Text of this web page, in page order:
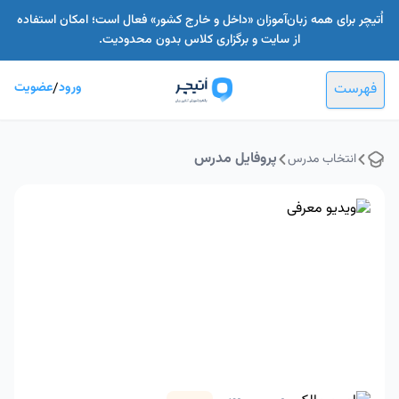
اُتیچر برای همه زبان‌آموزان «داخل و خارج کشور» فعال است؛ امکان استفاده
از سایت و برگزاری کلاس بدون محدودیت.
فهرست ورود/عضویت
انتخاب مدرس پروفایل مدرس